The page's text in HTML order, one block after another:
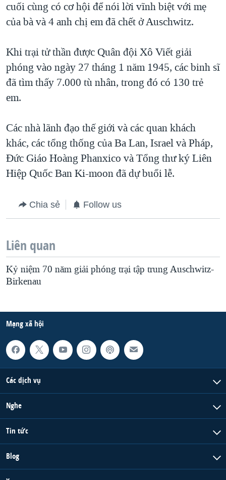
cuối cùng có cơ hội để nói lời vĩnh biệt với mẹ
của bà và 4 anh chị em đã chết ở Auschwitz.
Khi trại tử thần được Quân đội Xô Viết giải
phóng vào ngày 27 tháng 1 năm 1945, các binh sĩ
đã tìm thấy 7.000 tù nhân, trong đó có 130 trẻ
em.
Các nhà lãnh đạo thế giới và các quan khách
khác, các tổng thống của Ba Lan, Israel và Pháp,
Đức Giáo Hoàng Phanxico và Tổng thư ký Liên
Hiệp Quốc Ban Ki-moon đã dự buổi lễ.
Chia sẻ Follow us
Liên quan
Kỷ niệm 70 năm giải phóng trại tập trung Auschwitz-
Birkenau
Mạng xã hội
Các dịch vụ
Nghe
Tin tức
Blog